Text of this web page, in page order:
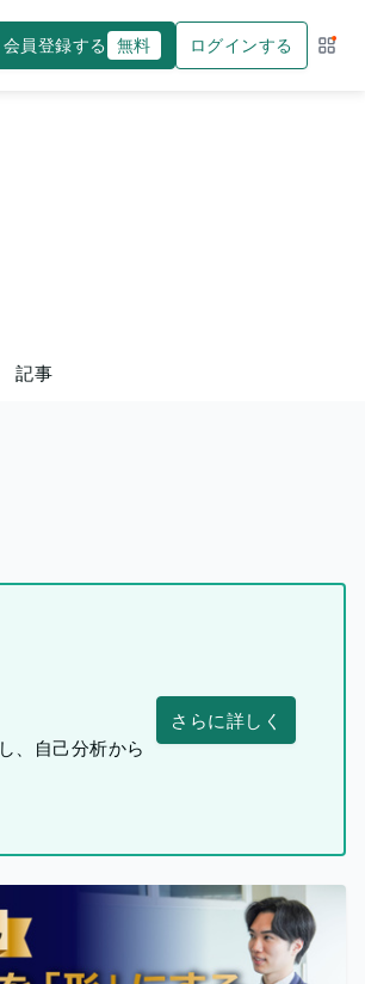
会員登録する 無料 ログインする サー
記事
、自己分析から
さらに詳しく